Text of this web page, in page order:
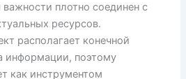
плотно соединен с
ресурсов.
располагает конечной
информации, поэтому
как инструментом